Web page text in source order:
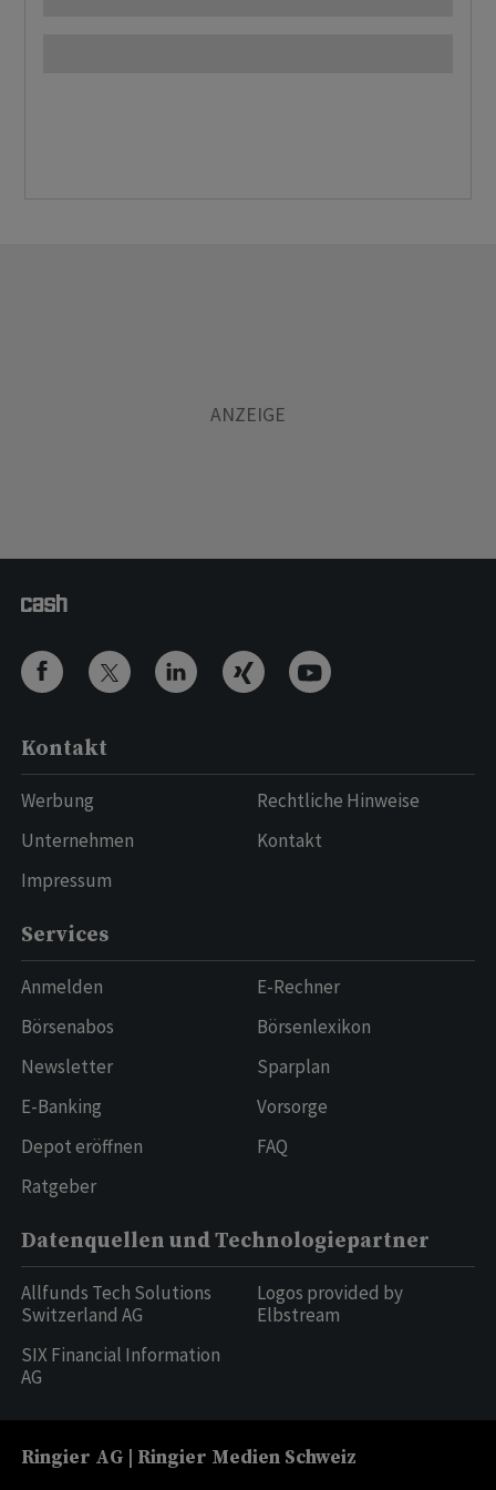
Kontakt
Werbung
Unternehmen
Impressum
Rechtliche Hinweise
Kontakt
Services
Anmelden
Börsenabos
Newsletter
E-Banking
Depot eröffnen
Ratgeber
E-Rechner
Börsenlexikon
Sparplan
Vorsorge
FAQ
Datenquellen und Technologiepartner
Allfunds Tech Solutions
Switzerland AG
SIX Financial Information
AG
Logos provided by
Elbstream
Ringier AG | Ringier Medien Schweiz